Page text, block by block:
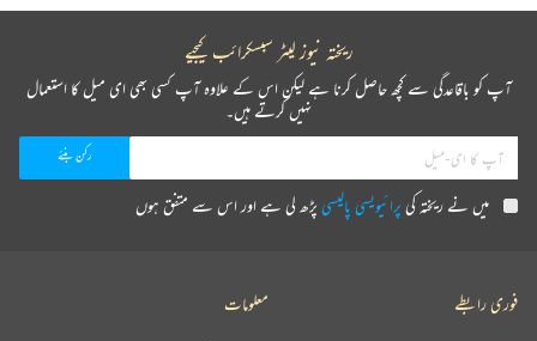
ریختہ نیوز لیٹر سبسکرائب کیجیے
آپ کو باقاعدگی سے کچھ حاصل کرنا ہے لیکن اس کے علاوہ آپ کسی بھی ای میل کا استعمال
نہیں کرتے ہیں۔
میں نے ریختہ کیپرائیویسی پالیسیپڑھ لی ہے اور اس سے متفق ہوں
فوری رابطے معلومات